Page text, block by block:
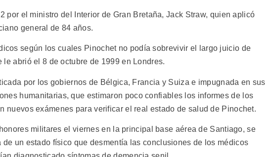
por el ministro del Interior de Gran Bretaña, Jack Straw, quien aplicó
general de 84 años.
según los cuales Pinochet no podía sobrevivir el largo juicio de
abrió el 8 de octubre de 1999 en Londres.
por los gobiernos de Bélgica, Francia y Suiza e impugnada en sus
humanitarias, que estimaron poco confiables los informes de los
nuevos exámenes para verificar el real estado de salud de Pinochet.
militares el viernes en la principal base aérea de Santiago, se
de un estado físico que desmentía las conclusiones de los médicos